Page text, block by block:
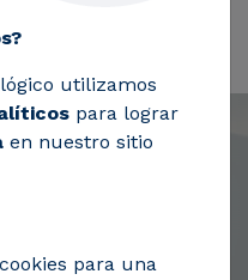
utilizamos
para lograr
en nuestro sitio
para una